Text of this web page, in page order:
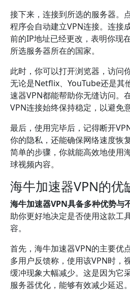
接下来，连接到所选的服务器。
程序会自动建立VPN连接。连接
前的IP地址已经更改，表明你现
所选服务器所在的国家。
此时，你可以打开浏览器，访问
无论是Netflix、YouTube还是其
速器VPN都能帮助你无缝访问。
VPN连接始终保持稳定，以避免
最后，使用完毕后，记得断开
你的隐私，还能确保网络速度恢
简单的步骤，你就能高效地使用
球视频内容。
海牛加速器VPN的优
海牛加速器VPN具备多种优势与
助你更好地决定是否使用这款工
容。
首先，海牛加速器VPN的主要优
多用户反馈称，使用该VPN时，
缓冲现象大幅减少。这是因为它
服务器优化，能够有效减少延迟。